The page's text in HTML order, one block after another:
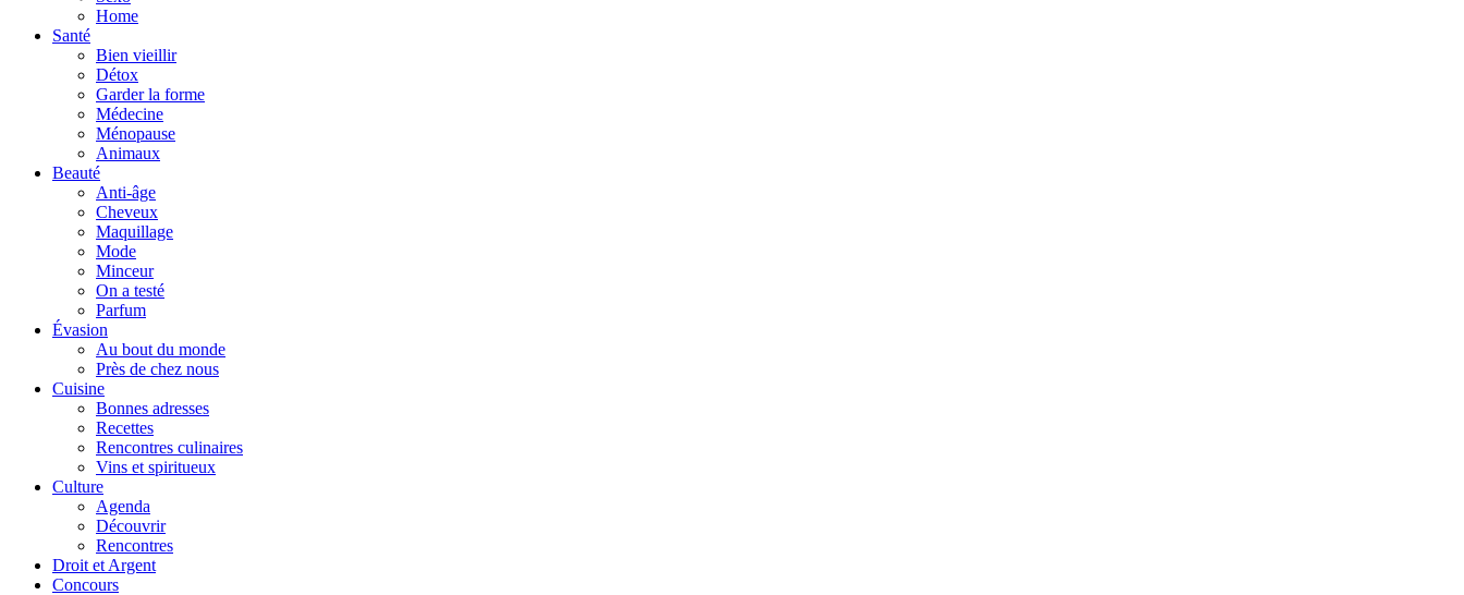
Home
Santé
Bien vieillir
Détox
Garder la forme
Médecine
Ménopause
Animaux
Beauté
Anti-âge
Cheveux
Maquillage
Mode
Minceur
On a testé
Parfum
Évasion
Au bout du monde
Près de chez nous
Cuisine
Bonnes adresses
Recettes
Rencontres culinaires
Vins et spiritueux
Culture
Agenda
Découvrir
Rencontres
Droit et Argent
Concours